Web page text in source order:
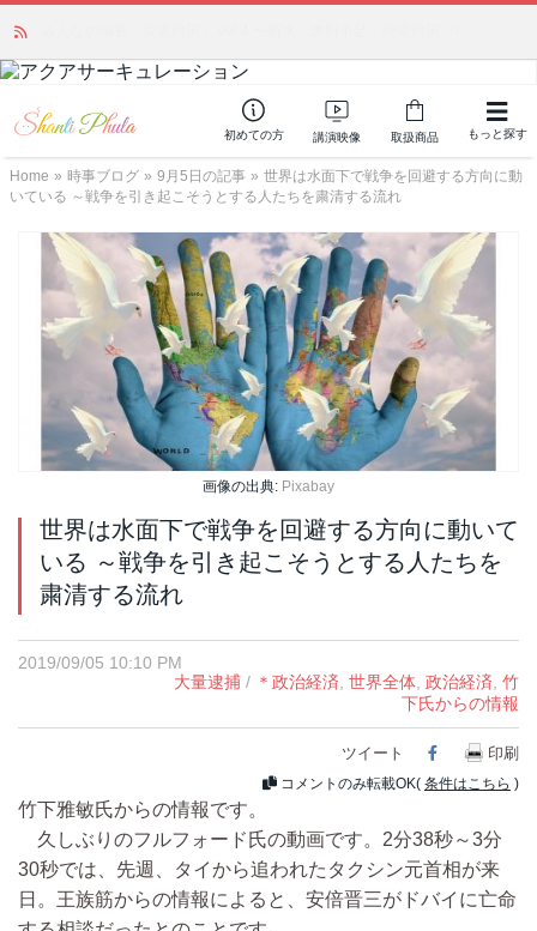
初めての方 講演映像 取扱商品 もっと探す
Home » 時事ブログ » 9月5日の記事 » 世界は水面下で戦争を回避する方向に動
いている ～戦争を引き起こそうとする人たちを粛清する流れ
画像の出典: Pixabay
世界は水面下で戦争を回避する方向に動いて
いる ～戦争を引き起こそうとする人たちを
粛清する流れ
2019/09/05 10:10 PM
大量逮捕 / ＊政治経済, 世界全体, 政治経済, 竹
下氏からの情報
ツイート Facebook
印刷
コメントのみ転載OK( 条件はこちら )
竹下雅敏氏からの情報です。
久しぶりのフルフォード氏の動画です。2分38秒～3分
30秒では、先週、タイから追われたタクシン元首相が来
日。王族筋からの情報によると、安倍晋三がドバイに亡命